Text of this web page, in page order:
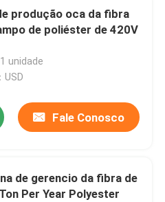
produção oca da fibra
de poliéster de 420V
unidade
USD
Fale Conosco
de gerencio da fibra de
Per Year Polyester